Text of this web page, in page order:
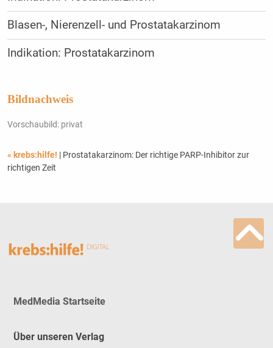
Blasen-, Nierenzell- und Prostatakarzinom
Indikation: Prostatakarzinom
Bildnachweis
Vorschaubild: privat
« krebs:hilfe! | Prostatakarzinom: Der richtige PARP-Inhibitor zur
richtigen Zeit
MedMedia Startseite
Über unseren Verlag